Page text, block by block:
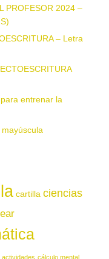
PROFESOR 2024 –
– Letra
entrenar la
cartilla ciencias
cálculo mental